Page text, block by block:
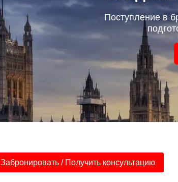
Поступление в
Забронировать / Получить консультацию